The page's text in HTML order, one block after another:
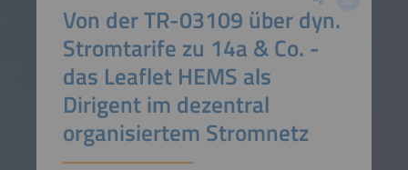
Von der TR-03109 über dyn.
Stromtarife zu 14a & Co. -
das Leaflet HEMS als
Dirigent im dezentral
organisiertem Stromnetz